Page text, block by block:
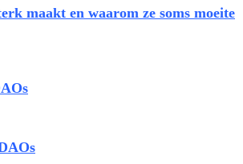
maakt en waarom ze soms moeite